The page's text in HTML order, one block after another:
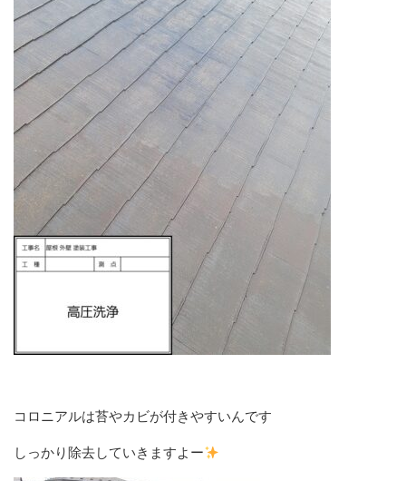
コロニアルは苔やカビが付きやすいんです
しっかり除去していきますよー